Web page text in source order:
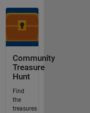
Community
Treasure
Hunt
Find
the
treasures